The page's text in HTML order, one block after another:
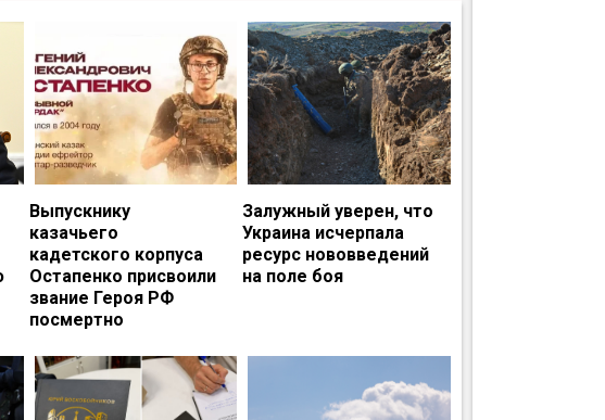
Выпускнику
казачьего
кадетского корпуса
Остапенко присвоили
звание Героя РФ
посмертно
Залужный уверен, что
Украина исчерпала
ресурс нововведений
на поле боя